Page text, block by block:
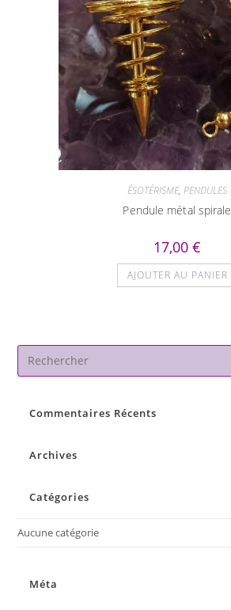
ÉSOTÉRISME, PENDULES
Pendule métal spirale
17,00 €
AJOUTER AU PANIER
Commentaires Récents
Archives
Catégories
Aucune catégorie
Méta